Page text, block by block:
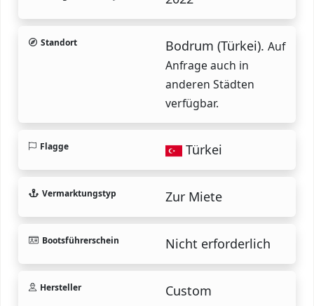
Standort Bodrum (Türkei). Auf
Anfrage auch in
anderen Städten
verfügbar.
Flagge Türkei
Vermarktungstyp Zur Miete
Bootsführerschein Nicht erforderlich
Hersteller Custom